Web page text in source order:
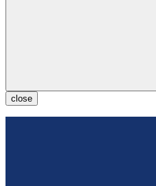
close